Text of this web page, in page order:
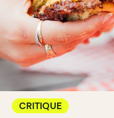
CRITIQUE